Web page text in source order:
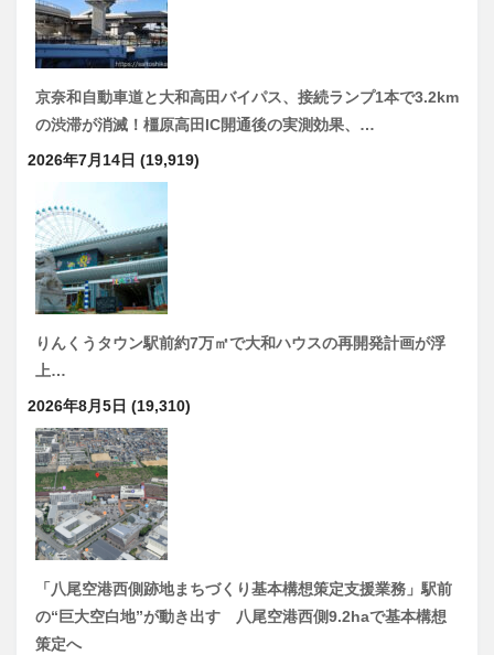
京奈和自動車道と大和高田バイパス、接続ランプ1本で3.2km
の渋滞が消滅！橿原高田IC開通後の実測効果、…
2026年7月14日 (19,919)
りんくうタウン駅前約7万㎡で大和ハウスの再開発計画が浮
上…
2026年8月5日 (19,310)
「八尾空港西側跡地まちづくり基本構想策定支援業務」駅前
の“巨大空白地”が動き出す 八尾空港西側9.2haで基本構想
策定へ